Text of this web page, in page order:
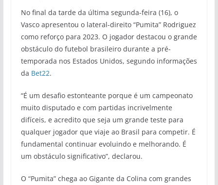
No final da tarde da última segunda-feira (16), o
Vasco apresentou o lateral-direito “Pumita” Rodriguez
como reforço para 2023. O jogador destacou o grande
obstáculo do futebol brasileiro durante a pré-
temporada nos Estados Unidos, segundo informações
da Bet22.
“É um desafio estonteante porque é um campeonato
muito disputado e com partidas incrivelmente
difíceis, e acredito que seja um grande teste para
qualquer jogador que viaje ao Brasil para competir. É
fundamental continuar evoluindo e melhorando. É
um obstáculo significativo”, declarou.
O “Pumita” chega ao Gigante da Colina com grandes